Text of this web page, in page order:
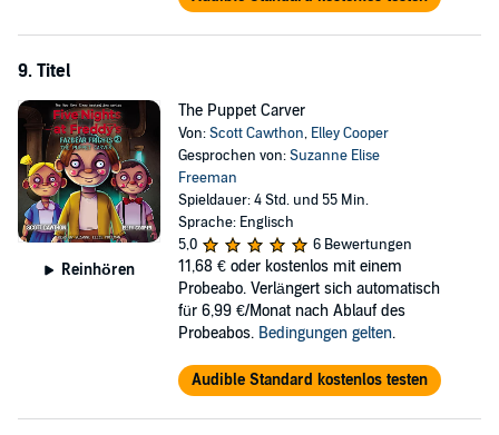
9. Titel
Reinhören
The Puppet Carver
Von:Scott Cawthon, Elley Cooper
Gesprochen von:Suzanne Elise
Freeman
Spieldauer: 4 Std. und 55 Min.
Sprache: Englisch
5,0
6 Bewertungen
11,68 € oder kostenlos mit einem
Probeabo. Verlängert sich automatisch
für 6,99 €/Monat nach Ablauf des
Probeabos. Bedingungen gelten.
Audible Standard kostenlos testen